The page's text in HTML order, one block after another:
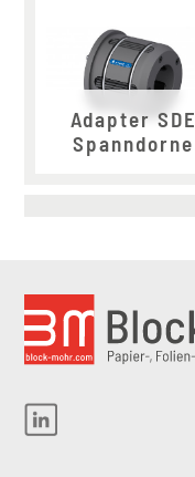
Adapter SDE
Spanndorne